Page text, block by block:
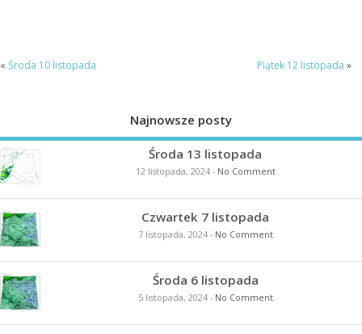
« Środa 10 listopada Piątek 12 listopada »
Najnowsze posty
Środa 13 listopada
12 listopada, 2024- No Comment
Czwartek 7 listopada
7 listopada, 2024- No Comment
Środa 6 listopada
5 listopada, 2024- No Comment